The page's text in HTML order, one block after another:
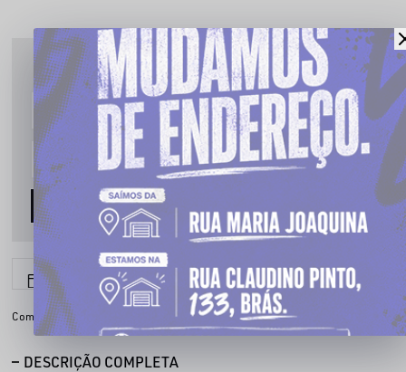
PRODUTO INDISPONÍVEL
Cadastre seu email que te avisaremos quando estiver disponível:
AVISE-ME
Parcele em até 6x sem juros
Compartilhe:
DESCRIÇÃO COMPLETA